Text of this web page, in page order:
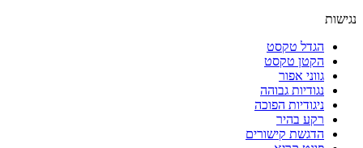
נגישות
הגדל טקסט
הקטן טקסט
גווני אפור
נגודיות גבוהה
ניגודיות הפוכה
רקע בהיר
הדגשת קישורים